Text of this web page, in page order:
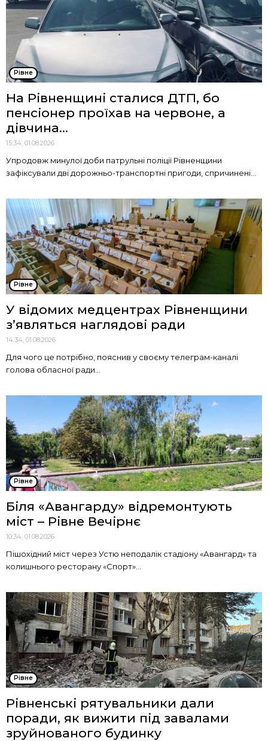
Рівне
На Рівненщині сталися ДТП, бо
пенсіонер проїхав на червоне, а
дівчина...
15:34, 01.08.2026
Упродовж минулої доби патрульні поліції Рівненщини
зафіксували дві дорожньо-транспортні пригоди, спричинені...
Рівне
У відомих медцентрах Рівненщини
з’являться наглядові ради
14:34, 01.08.2026
Для чого це потрібно, пояснив у своєму телеграм-каналі
голова обласної ради...
Рівне
Біля «Авангарду» відремонтують
міст – Рівне Вечірнє
10:34, 01.08.2026
Пішохідний міст через Устю неподалік стадіону «Авангард» та
колишнього ресторану «Спорт»...
Рівне
Рівненські рятувальники дали
поради, як вижити під завалами
зруйнованого будинку